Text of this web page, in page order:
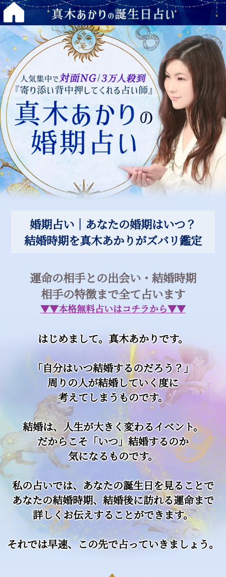
婚期占い｜あなたの婚期はいつ？
結婚時期を真木あかりがズバリ鑑定
運命の相手との出会い・結婚時期
相手の特徴まで全て占います
▼▼本格無料占いはコチラから▼▼
はじめまして。真木あかりです。
「自分はいつ結婚するのだろう？」
周りの人が結婚していく度に
考えてしまうものです。
結婚は、人生が大きく変わるイベント。
だからこそ「いつ」結婚するのか
気になるものです。
私の占いでは、あなたの誕生日を見ることで
あなたの結婚時期、結婚後に訪れる運命まで
詳しくお伝えすることができます。
それでは早速、この先で占っていきましょう。